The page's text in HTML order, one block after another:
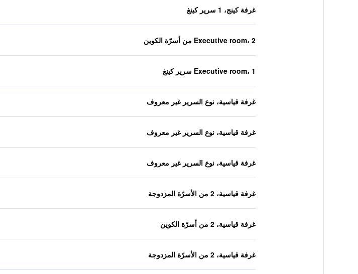
غرفة كينج، 1 سرير كينغ
Executive room، 2 من أسرّة الكوين
Executive room، 1 سرير كينغ
غرفة قياسية، نوع السرير غير معروف
غرفة قياسية، نوع السرير غير معروف
غرفة قياسية، نوع السرير غير معروف
غرفة قياسية، 2 من الأسرّة المزدوجة
غرفة قياسية، 2 من أسرّة الكوين
غرفة قياسية، 2 من الأسرّة المزدوجة